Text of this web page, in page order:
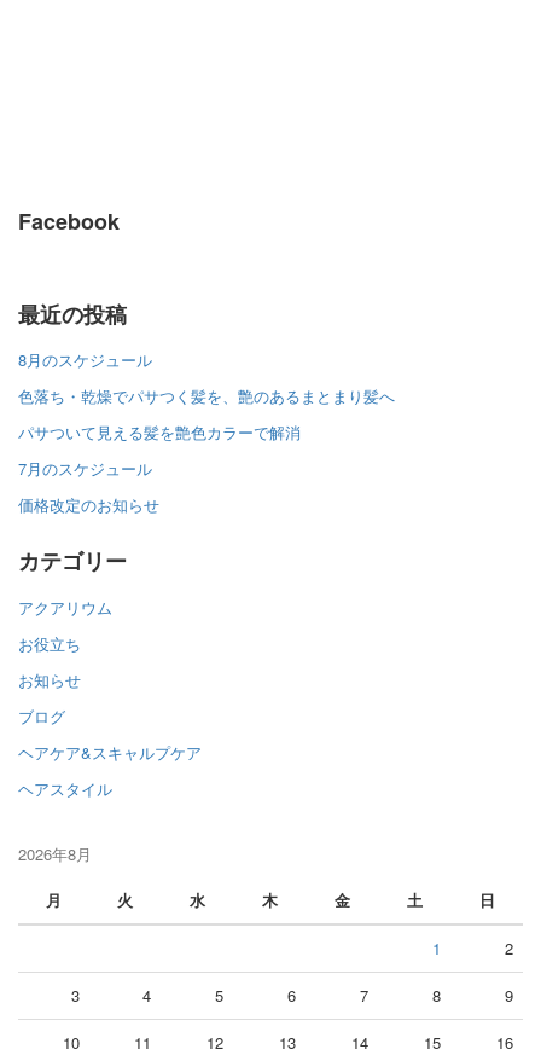
Facebook
最近の投稿
8月のスケジュール
色落ち・乾燥でパサつく髪を、艶のあるまとまり髪へ
パサついて見える髪を艶色カラーで解消
7月のスケジュール
価格改定のお知らせ
カテゴリー
アクアリウム
お役立ち
お知らせ
ブログ
ヘアケア&スキャルプケア
ヘアスタイル
2026年8月
月
火 水 木 金 土 日
1 2
3 4 5 6 7 8 9
10 11 12 13 14 15 16